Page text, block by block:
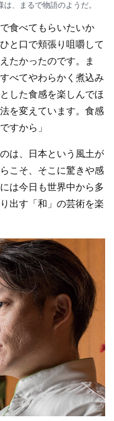
、まるで物語のようだ。
食べてもらいたいか
と口で頬張り咀嚼して
たかったのです。ま
べてやわらかく煮込み
した食感を楽しんでほ
を変えています。食感
すから」
は、日本という風土が
こそ、そこに驚きや感
は今日も世界中から多
出す「和」の芸術を楽